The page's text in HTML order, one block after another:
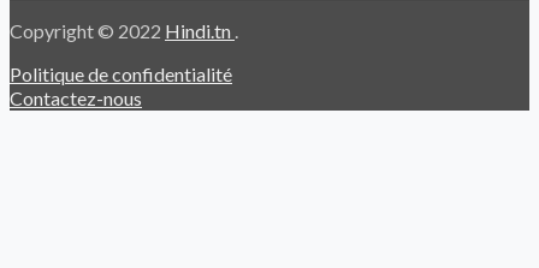
Copyright © 2022 Hindi.tn .
Politique de confidentialité
Contactez-nous